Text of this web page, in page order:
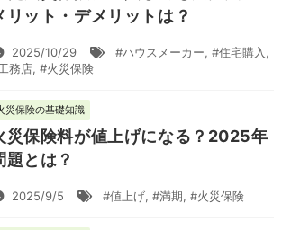
リット・デメリットは？
2025/10/29 #ハウスメーカー, #住宅購入,
務店, #火災保険
災保険の基礎知識
災保険料が値上げになる？2025年
題とは？
2025/9/5 #値上げ, #満期, #火災保険